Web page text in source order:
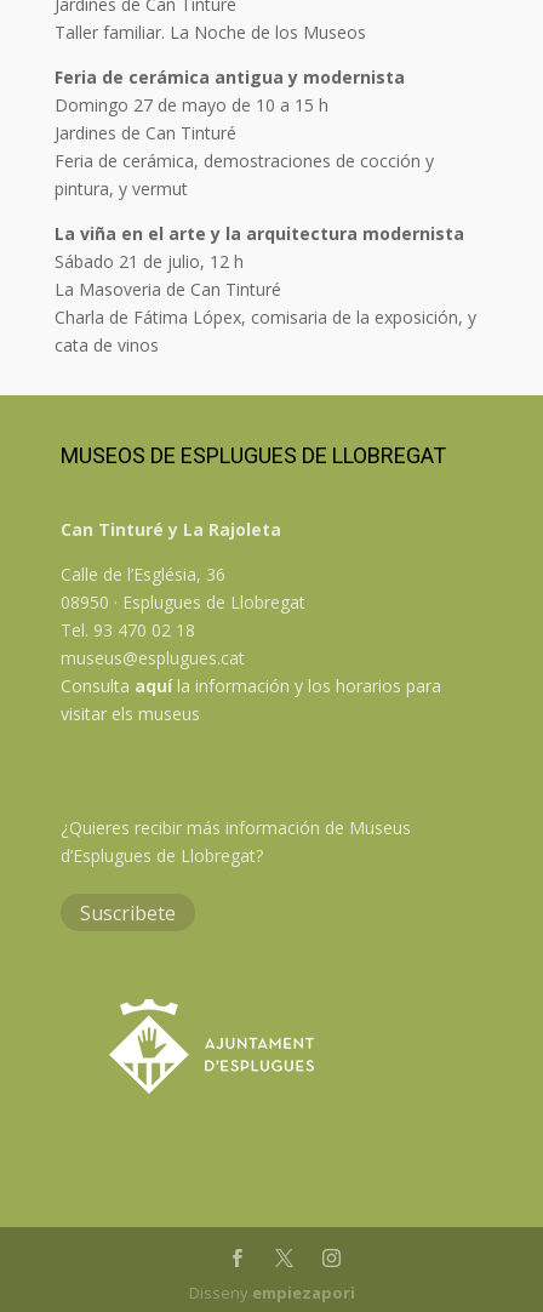
Taller familiar. La Noche de los Museos
Feria de cerámica antigua y modernista
Domingo 27 de mayo de 10 a 15 h
Jardines de Can Tinturé
Feria de cerámica, demostraciones de cocción y
pintura, y vermut
La viña en el arte y la arquitectura modernista
Sábado 21 de julio, 12 h
La Masoveria de Can Tinturé
Charla de Fátima Lópex, comisaria de la exposición, y
cata de vinos
MUSEOS DE ESPLUGUES DE LLOBREGAT
Can Tinturé y La Rajoleta
Calle de l’Església, 36
08950 · Esplugues de Llobregat
Tel. 93 470 02 18
museus@esplugues.cat
Consulta aquíla información y los horarios para
visitar els museus
¿Quieres recibir más información de Museus
d’Esplugues de Llobregat?
Suscribete
Disseny empiezapori